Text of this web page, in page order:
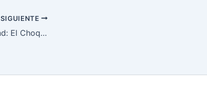
SIGUIENTE
Du Plessis vs Strickland: El Choque Épico en UFC 312